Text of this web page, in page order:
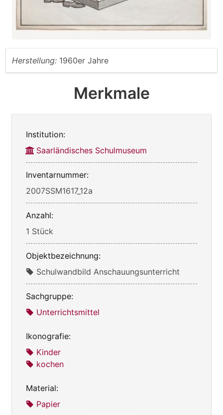
Herstellung: 1960er Jahre
Merkmale
Institution:
Saarländisches Schulmuseum
Inventarnummer:
2007SSM1617_12a
Anzahl:
1 Stück
Objektbezeichnung:
Schulwandbild Anschauungsunterricht
Sachgruppe:
Unterrichtsmittel
Ikonografie:
Kinder
kochen
Material:
Papier